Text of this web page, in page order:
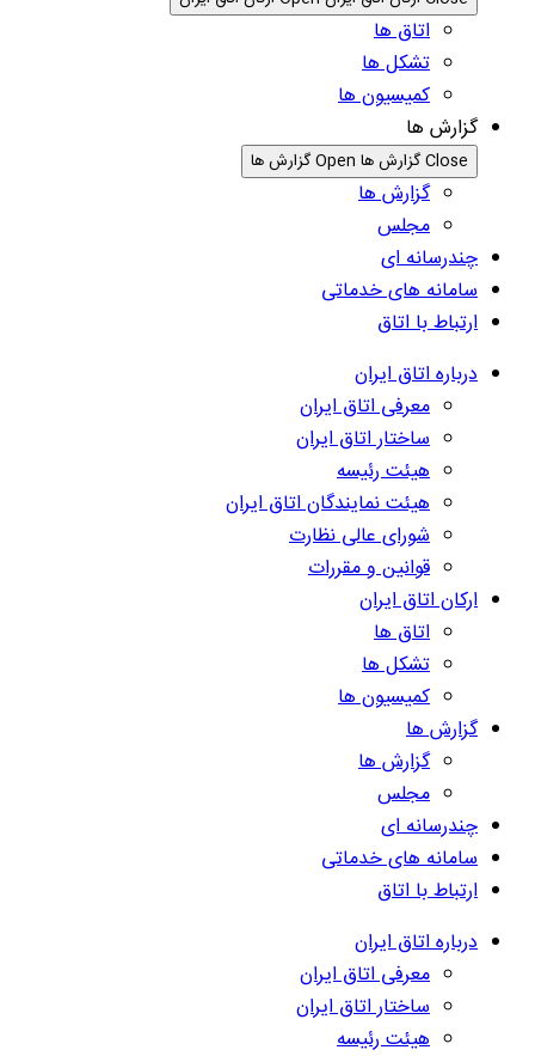
اتاق ها
تشکل ها
کمیسیون ها
گزارش ها
Close گزارش ها Open گزارش ها
گزارش ها
مجلس
چندرسانه ای
سامانه های خدماتی
ارتباط با اتاق
درباره اتاق ایران
معرفی اتاق ایران
ساختار اتاق ایران
هیئت رئیسه
هیئت نمایندگان اتاق ایران
شورای عالی نظارت
قوانین و مقررات
ارکان اتاق ایران
اتاق ها
تشکل ها
کمیسیون ها
گزارش ها
گزارش ها
مجلس
چندرسانه ای
سامانه های خدماتی
ارتباط با اتاق
درباره اتاق ایران
معرفی اتاق ایران
ساختار اتاق ایران
هیئت رئیسه